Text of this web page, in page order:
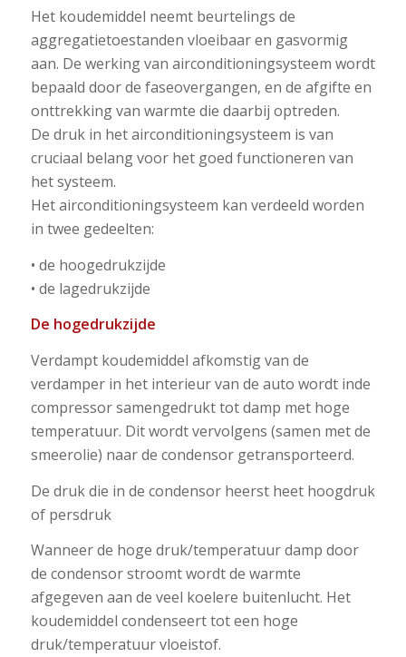
Het koudemiddel neemt beurtelings de
aggregatietoestanden vloeibaar en gasvormig
aan. De werking van airconditioningsysteem wordt
bepaald door de faseovergangen, en de afgifte en
onttrekking van warmte die daarbij optreden.
De druk in het airconditioningsysteem is van
cruciaal belang voor het goed functioneren van
het systeem.
Het airconditioningsysteem kan verdeeld worden
in twee gedeelten:
• de hoogedrukzijde
• de lagedrukzijde
De hogedrukzijde
Verdampt koudemiddel afkomstig van de
verdamper in het interieur van de auto wordt inde
compressor samengedrukt tot damp met hoge
temperatuur. Dit wordt vervolgens (samen met de
smeerolie) naar de condensor getransporteerd.
De druk die in de condensor heerst heet hoogdruk
of persdruk
Wanneer de hoge druk/temperatuur damp door
de condensor stroomt wordt de warmte
afgegeven aan de veel koelere buitenlucht. Het
koudemiddel condenseert tot een hoge
druk/temperatuur vloeistof.